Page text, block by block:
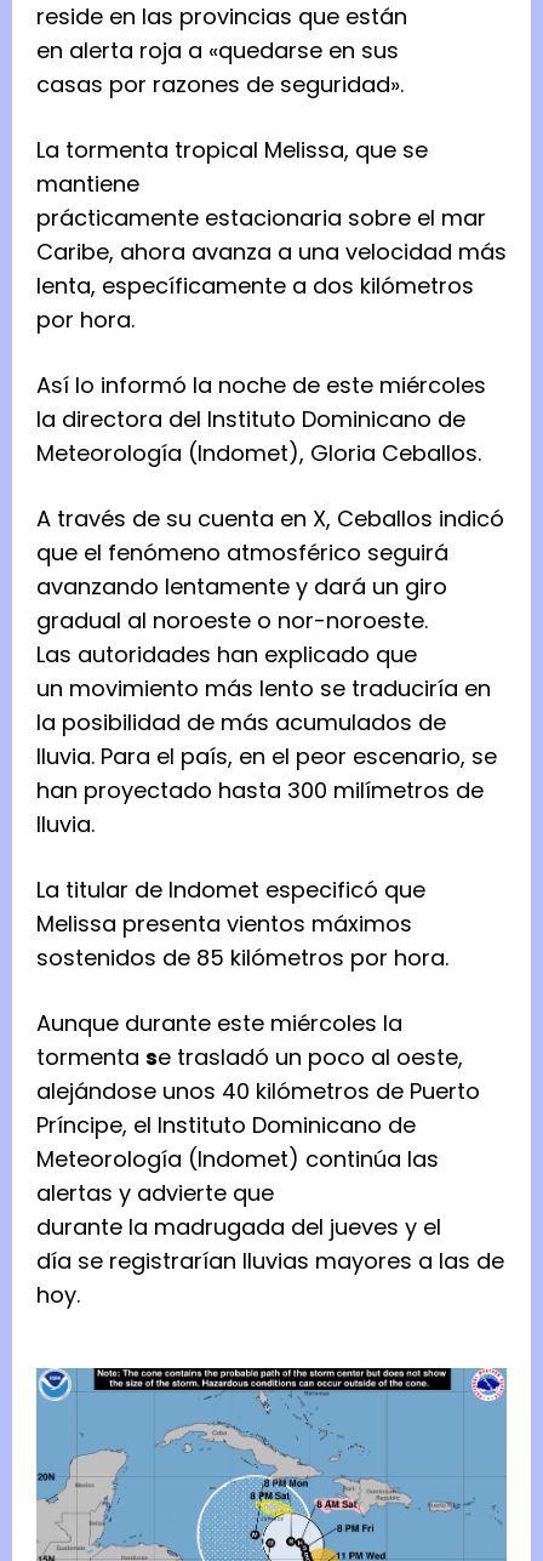
reside en las provincias que están
en alerta roja a «quedarse en sus
casas por razones de seguridad».
La tormenta tropical Melissa, que se
mantiene
prácticamente estacionaria sobre el mar
Caribe, ahora avanza a una velocidad más
lenta, específicamente a dos kilómetros
por hora.
Así lo informó la noche de este miércoles
la directora del Instituto Dominicano de
Meteorología (Indomet), Gloria Ceballos.
A través de su cuenta en X, Ceballos indicó
que el fenómeno atmosférico seguirá
avanzando lentamente y dará un giro
gradual al noroeste o nor-noroeste.
Las autoridades han explicado que
un movimiento más lento se traduciría en
la posibilidad de más acumulados de
lluvia. Para el país, en el peor escenario, se
han proyectado hasta 300 milímetros de
lluvia.
La titular de Indomet especificó que
Melissa presenta vientos máximos
sostenidos de 85 kilómetros por hora.
Aunque durante este miércoles la
tormenta se trasladó un poco al oeste,
alejándose unos 40 kilómetros de Puerto
Príncipe, el Instituto Dominicano de
Meteorología (Indomet) continúa las
alertas y advierte que
durante la madrugada del jueves y el
día se registrarían lluvias mayores a las de
hoy.